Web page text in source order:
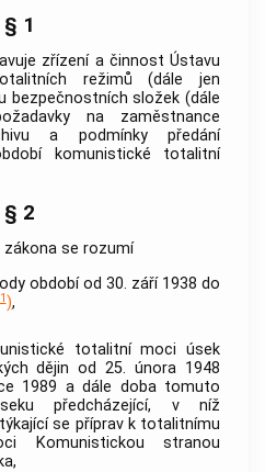
§ 1
zřízení a činnost Ústavu
režimů (dále jen
bezpečnostních složek (dále
na zaměstnance
a podmínky předání
komunistické totalitní
§ 2
se rozumí
období od 30. září 1938 do
1),
totalitní moci úsek
dějin od 25. února 1948
1989 a dále doba tomuto
předcházející, v níž
se příprav k totalitnímu
Komunistickou stranou